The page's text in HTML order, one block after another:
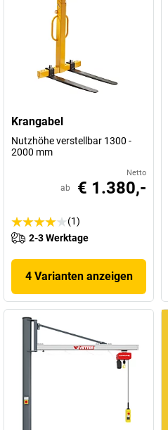
Krangabel
Nutzhöhe verstellbar 1300 -
2000 mm
Netto
ab € 1.380,-
(1)
2-3 Werktage
4 Varianten anzeigen